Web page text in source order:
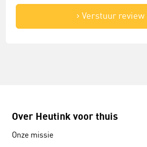
Verstuur review
Over Heutink voor thuis
Onze missie